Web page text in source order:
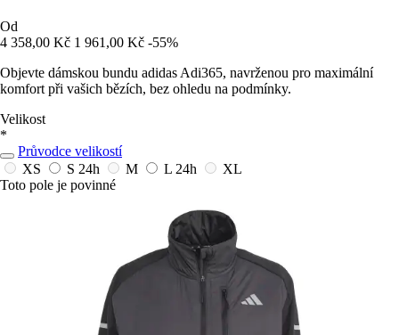
Od
4 358,00 Kč 1 961,00 Kč -55%
Objevte dámskou bundu adidas Adi365, navrženou pro maximální
komfort při vašich bězích, bez ohledu na podmínky.
Velikost
*
Průvodce velikostí
XS
S 24h M L 24h
XL
Toto pole je povinné